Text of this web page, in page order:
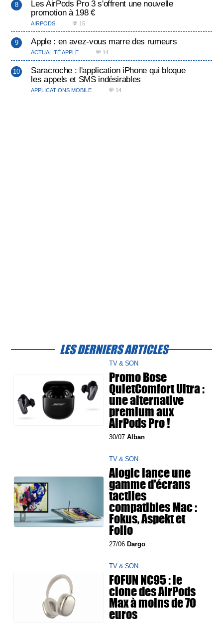
Les AirPods Pro 3 s'offrent une nouvelle
promotion à 198 €
AIRPODS 💬 15
Apple : en avez-vous marre des rumeurs
ACTUALITÉ APPLE 💬 14
Saracroche : l'application iPhone qui bloque
les appels et SMS indésirables
APPLICATIONS MOBILE 💬 14
LES DERNIERS ARTICLES
TV & SON
Promo Bose
QuietComfort Ultra :
une alternative
premium aux
AirPods Pro !
30/07Alban
TV & SON
Alogic lance une
gamme d'écrans
tactiles
compatibles Mac :
Fokus, Aspekt et
Folio
27/06 Dargo
TV & SON
FOFUN NC95 : le
clone des AirPods
Max à moins de 70
euros